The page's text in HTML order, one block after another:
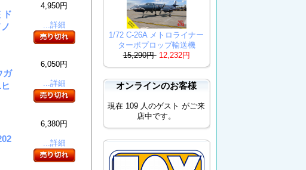
ド
4,950円
...詳細
ガ
6,050円
...詳細
6,380円
...詳細
1/72 C-26A メトロライナー
ターボプロップ輸送機
15,290円 12,232円
オンラインのお客様
現在 109 人のゲスト がご来
店中です。